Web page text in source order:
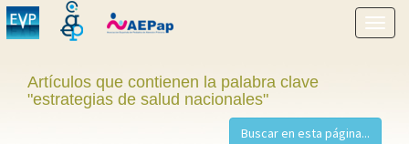
menú
Artículos que contienen la palabra clave
"estrategias de salud nacionales"